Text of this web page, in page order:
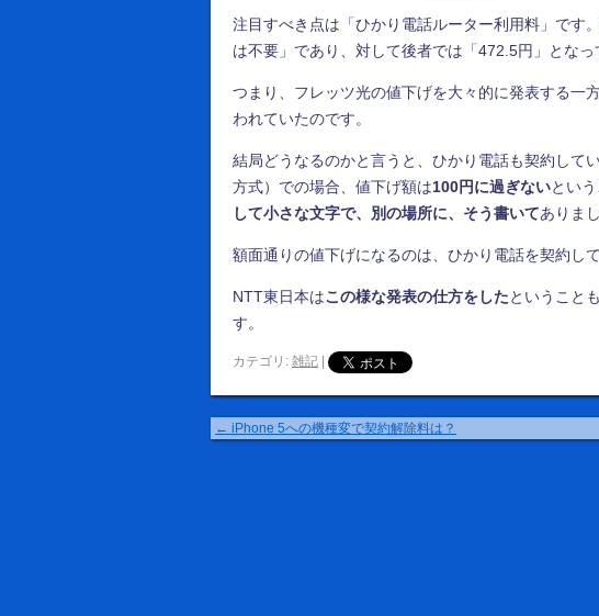
注目すべき点は「ひかり電話ルーター利用料」です
は不要」であり、対して後者では「472.5円」となっ
つまり、フレッツ光の値下げを大々的に発表する一
われていたのです。
結局どうなるのかと言うと、ひかり電話も契約して
方式）での場合、値下げ額は100円に過ぎないとい
して小さな文字で、別の場所に、そう書いてありまし
額面通りの値下げになるのは、ひかり電話を契約し
NTT東日本はこの様な発表の仕方をしたということ
す。
カテゴリ: 雑記
← iPhone 5への機種変で契約解除料は？